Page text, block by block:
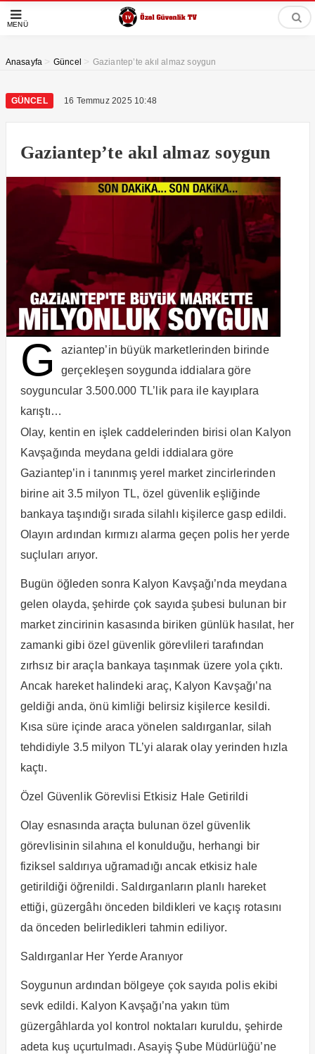
MENÜ
Anasayfa > Güncel > Gaziantep’te akıl almaz soygun
GÜNCEL 16 Temmuz 2025 10:48
Gaziantep’te akıl almaz soygun
G
aziantep’in büyük marketlerinden birinde
gerçekleşen soygunda iddialara göre
soyguncular 3.500.000 TL’lik para ile kayıplara
karıştı…
Olay, kentin en işlek caddelerinden birisi olan Kalyon
Kavşağında meydana geldi iddialara göre
Gaziantep’in i tanınmış yerel market zincirlerinden
birine ait 3.5 milyon TL, özel güvenlik eşliğinde
bankaya taşındığı sırada silahlı kişilerce gasp edildi.
Olayın ardından kırmızı alarma geçen polis her yerde
suçluları arıyor.
Bugün öğleden sonra Kalyon Kavşağı’nda meydana
gelen olayda, şehirde çok sayıda şubesi bulunan bir
market zincirinin kasasında biriken günlük hasılat, her
zamanki gibi özel güvenlik görevlileri tarafından
zırhsız bir araçla bankaya taşınmak üzere yola çıktı.
Ancak hareket halindeki araç, Kalyon Kavşağı’na
geldiği anda, önü kimliği belirsiz kişilerce kesildi.
Kısa süre içinde araca yönelen saldırganlar, silah
tehdidiyle 3.5 milyon TL’yi alarak olay yerinden hızla
kaçtı.
Özel Güvenlik Görevlisi Etkisiz Hale Getirildi
Olay esnasında araçta bulunan özel güvenlik
görevlisinin silahına el konulduğu, herhangi bir
fiziksel saldırıya uğramadığı ancak etkisiz hale
getirildiği öğrenildi. Saldırganların planlı hareket
ettiği, güzergâhı önceden bildikleri ve kaçış rotasını
da önceden belirledikleri tahmin ediliyor.
Saldırganlar Her Yerde Aranıyor
Soygunun ardından bölgeye çok sayıda polis ekibi
sevk edildi. Kalyon Kavşağı’na yakın tüm
güzergâhlarda yol kontrol noktaları kuruldu, şehirde
adeta kuş uçurtulmadı. Asayiş Şube Müdürlüğü’ne